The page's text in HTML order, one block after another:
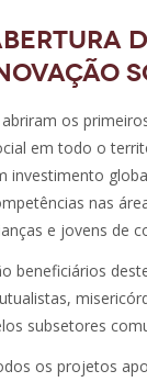
abriram os
em todo o
investimento
nas
e jovens de
beneficiários
subsetores
os projetos